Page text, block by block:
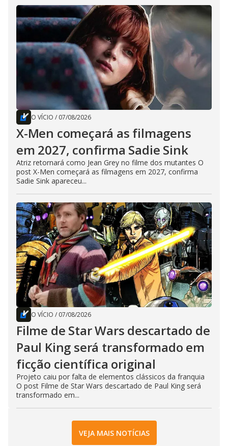
O VÍCIO / 07/08/2026
X-Men começará as filmagens
em 2027, confirma Sadie Sink
Atriz retornará como Jean Grey no filme dos mutantes O
post X-Men começará as filmagens em 2027, confirma
Sadie Sink apareceu...
O VÍCIO / 07/08/2026
Filme de Star Wars descartado de
Paul King será transformado em
ficção científica original
Projeto caiu por falta de elementos clássicos da franquia
O post Filme de Star Wars descartado de Paul King será
transformado em...
VEJA MAIS NOTÍCIAS